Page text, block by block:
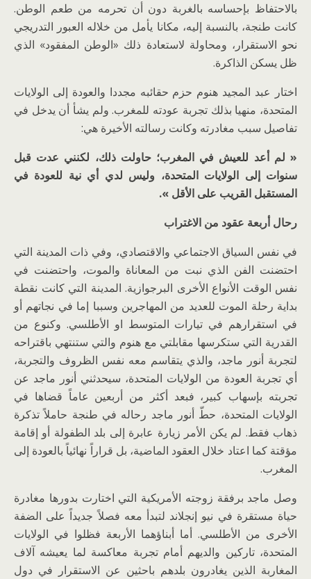
بالاحتفاظ بإحساسه بالغربة دون أن تحرمه من طعم الوطن.
كانت طنجة، بالنسبة إليه، مكانا يأمل من خلاله العبور التدريجي
نحو الاستقرار، ومحاولة لاستعادة ذلك «الوطن المفقود» الذي
ظل يسكن الذاكرة.
اختار عبد المجيد هنوم حزم حقائبه مجددا والعودة إلى الولايات
المتحدة، منهيا بذلك تجربة عودته للمغرب. ولم يشأ أن يدخل في
تفاصيل سبب مغادرته وكانت رسالته الأخيرة هي:
« لم أعد للعيش في المغرب؛ حاولت ذلك، لكنني عدت قبل
سنوات إلى الولايات المتحدة، وليس لدي أي نية للعودة في
المستقبل القريب على الأقل ».
رحال أربعة عقود من الاغتراب
في نفس السياق الاجتماعي والاقتصادي، وفي ذات المدينة التي
احتضنت الفن الذي نبت من المعاناة والموت، واحتضنت في
نفس الوقت الأنواع الأخرى البرجوازية. المدينة التي كانت نقطة
بداية رحلة الموت للعديد من المهاجرين وسببا إما في نجاتهم أو
في استقرارهم في تيارات المتوسط او الأطلسي. وكنوع من
القدرية التي ستكرسها مقابلتي مع هنوم والتي ستنتهي باقتراحه
لتجربة أنور ماجد، والذي يتقاسم معه نفس الظروف والتجربة،
أي تجربة العودة من الولايات المتحدة، سيحدثني أنور ماجد عن
تجربته بإسهاب كبير، فبعد أكثر من أربعين عاماً قضاها في
الولايات المتحدة، حطّ أنور ماجد رحاله في طنجة حاملاً تذكرة
ذهاب فقط. لم يكن الأمر زيارة عابرة إلى بلد الطفولة أو إقامة
مؤقتة كما اعتاد خلال العقود الماضية، بل قراراً نهائياً بالعودة إلى
المغرب.
وصل ماجد برفقة زوجته الأمريكية التي اختارت بدورها مغادرة
حياة مستقرة في نيو إنجلاند لتبدأ معه فصلاً جديداً على الضفة
الأخرى من الأطلسي. أما أبناؤهما الأربعة فظلوا في الولايات
المتحدة، تاركين والديهم أمام تجربة معاكسة لما يعيشه آلاف
المغاربة الذين يغادرون بلدهم باحثين عن الاستقرار في دول